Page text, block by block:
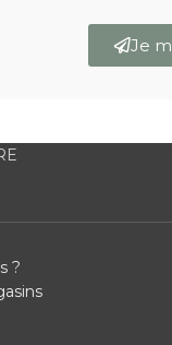
Je
?